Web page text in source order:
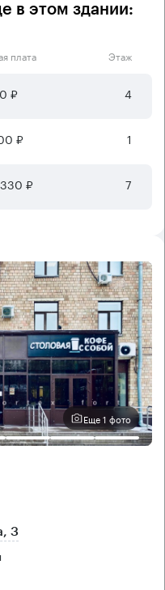
в этом здании:
плата Этаж
₽ 4
₽ 1
₽ 7
Еще 1 фото
3